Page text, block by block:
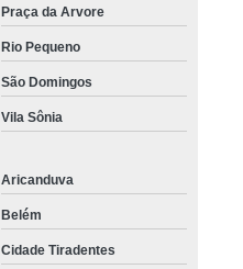
Praça da Arvore
Rio Pequeno
São Domingos
Vila Sônia
Aricanduva
Belém
Cidade Tiradentes